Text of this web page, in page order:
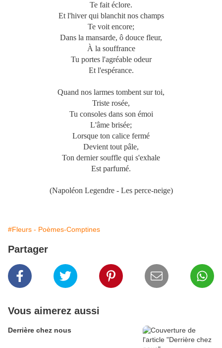
Te fait éclore.
Et l'hiver qui blanchit nos champs
Te voit encore;
Dans la mansarde, ô douce fleur,
À la souffrance
Tu portes l'agréable odeur
Et l'espérance.
Quand nos larmes tombent sur toi,
Triste rosée,
Tu consoles dans son émoi
L'âme brisée;
Lorsque ton calice fermé
Devient tout pâle,
Ton dernier souffle qui s'exhale
Est parfumé.
(Napoléon Legendre - Les perce-neige)
#Fleurs - Poèmes-Comptines
Partager
Vous aimerez aussi
Derrière chez nous